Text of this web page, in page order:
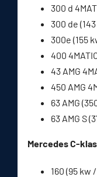
300 d
300 de
300e (155
400
43 AMG
450 AMG
63 AMG
63 AMG S
Mercedes C-
160 (95 kw